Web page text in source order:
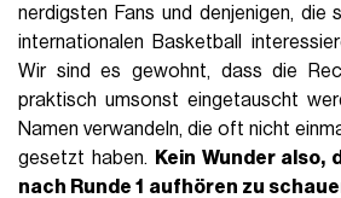
nerdigsten Fans und denjenigen, die
internationalen Basketball
Wir sind es gewohnt, dass die
praktisch umsonst eingetauscht
Namen verwandeln, die oft nicht
gesetzt haben.
Kein Wunder also,
nach Runde 1 aufhören zu